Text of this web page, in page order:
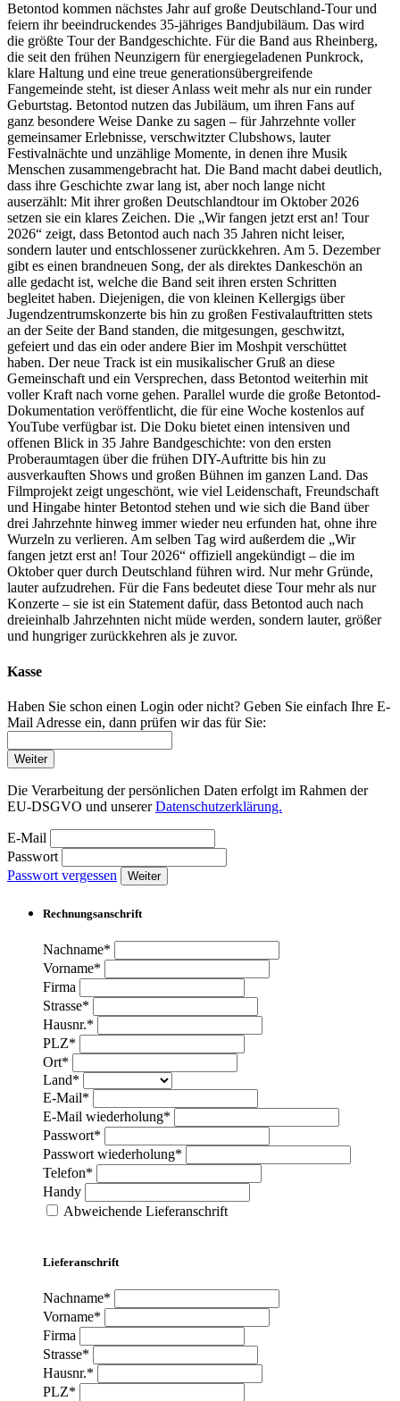
Betontod kommen nächstes Jahr auf große Deutschland-Tour und
feiern ihr beeindruckendes 35-jähriges Bandjubiläum. Das wird
die größte Tour der Bandgeschichte. Für die Band aus Rheinberg,
die seit den frühen Neunzigern für energiegeladenen Punkrock,
klare Haltung und eine treue generationsübergreifende
Fangemeinde steht, ist dieser Anlass weit mehr als nur ein runder
Geburtstag. Betontod nutzen das Jubiläum, um ihren Fans auf
ganz besondere Weise Danke zu sagen – für Jahrzehnte voller
gemeinsamer Erlebnisse, verschwitzter Clubshows, lauter
Festivalnächte und unzählige Momente, in denen ihre Musik
Menschen zusammengebracht hat. Die Band macht dabei deutlich,
dass ihre Geschichte zwar lang ist, aber noch lange nicht
auserzählt: Mit ihrer großen Deutschlandtour im Oktober 2026
setzen sie ein klares Zeichen. Die „Wir fangen jetzt erst an! Tour
2026“ zeigt, dass Betontod auch nach 35 Jahren nicht leiser,
sondern lauter und entschlossener zurückkehren. Am 5. Dezember
gibt es einen brandneuen Song, der als direktes Dankeschön an
alle gedacht ist, welche die Band seit ihren ersten Schritten
begleitet haben. Diejenigen, die von kleinen Kellergigs über
Jugendzentrumskonzerte bis hin zu großen Festivalauftritten stets
an der Seite der Band standen, die mitgesungen, geschwitzt,
gefeiert und das ein oder andere Bier im Moshpit verschüttet
haben. Der neue Track ist ein musikalischer Gruß an diese
Gemeinschaft und ein Versprechen, dass Betontod weiterhin mit
voller Kraft nach vorne gehen. Parallel wurde die große Betontod-
Dokumentation veröffentlicht, die für eine Woche kostenlos auf
YouTube verfügbar ist. Die Doku bietet einen intensiven und
offenen Blick in 35 Jahre Bandgeschichte: von den ersten
Proberaumtagen über die frühen DIY-Auftritte bis hin zu
ausverkauften Shows und großen Bühnen im ganzen Land. Das
Filmprojekt zeigt ungeschönt, wie viel Leidenschaft, Freundschaft
und Hingabe hinter Betontod stehen und wie sich die Band über
drei Jahrzehnte hinweg immer wieder neu erfunden hat, ohne ihre
Wurzeln zu verlieren. Am selben Tag wird außerdem die „Wir
fangen jetzt erst an! Tour 2026“ offiziell angekündigt – die im
Oktober quer durch Deutschland führen wird. Nur mehr Gründe,
lauter aufzudrehen. Für die Fans bedeutet diese Tour mehr als nur
Konzerte – sie ist ein Statement dafür, dass Betontod auch nach
dreieinhalb Jahrzehnten nicht müde werden, sondern lauter, größer
und hungriger zurückkehren als je zuvor.
Kasse
Haben Sie schon einen Login oder nicht? Geben Sie einfach Ihre E-
Mail Adresse ein, dann prüfen wir das für Sie:
Weiter
Die Verarbeitung der persönlichen Daten erfolgt im Rahmen der
EU-DSGVO und unsererDatenschutzerklärung.
E-Mail
Passwort
Passwort vergessen
Weiter
Rechnungsanschrift
Nachname*
Vorname*
Firma
Strasse*
Hausnr.*
PLZ*
Ort*
Land*
E-Mail*
E-Mail wiederholung*
Passwort*
Passwort wiederholung*
Telefon*
Handy
Abweichende Lieferanschrift
Lieferanschrift
Nachname*
Vorname*
Firma
Strasse*
Hausnr.*
PLZ*